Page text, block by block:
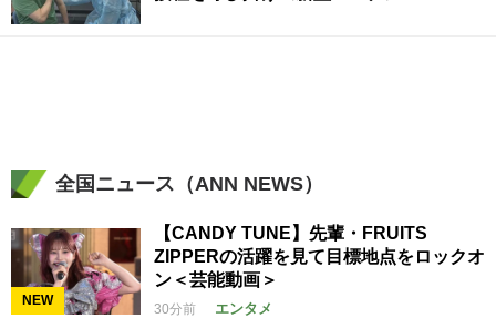
全国ニュース（ANN NEWS）
NEW
【CANDY TUNE】先輩・FRUITS
ZIPPERの活躍を見て目標地点をロックオ
ン＜芸能動画＞
30分前 エンタメ